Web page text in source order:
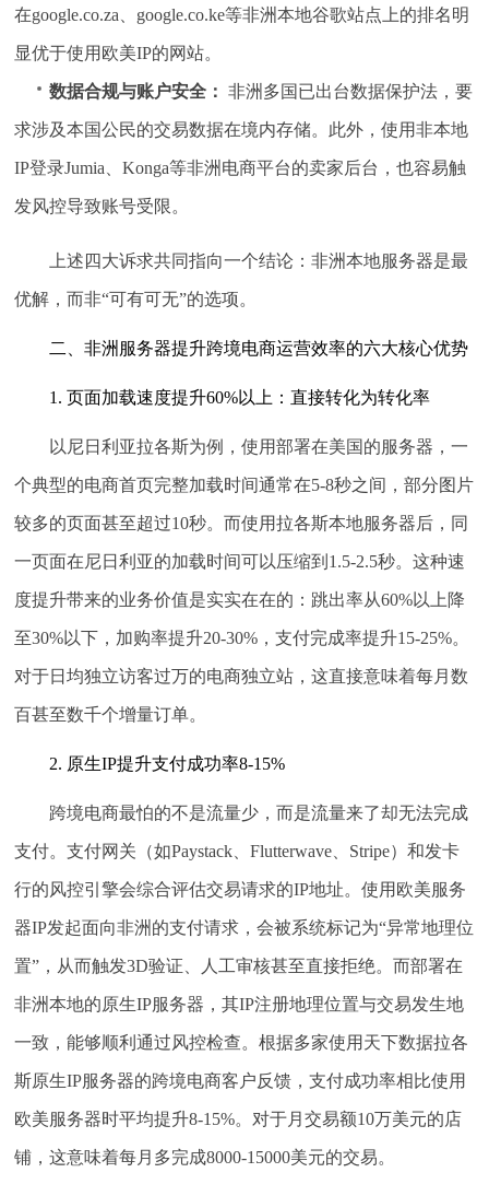
在google.co.za、google.co.ke等非洲本地谷歌站点上的排名明
显优于使用欧美IP的网站。
数据合规与账户安全： 非洲多国已出台数据保护法，要
求涉及本国公民的交易数据在境内存储。此外，使用非本地
IP登录Jumia、Konga等非洲电商平台的卖家后台，也容易触
发风控导致账号受限。
上述四大诉求共同指向一个结论：非洲本地服务器是最
优解，而非“可有可无”的选项。
二、非洲服务器提升跨境电商运营效率的六大核心优势
1. 页面加载速度提升60%以上：直接转化为转化率
以尼日利亚拉各斯为例，使用部署在美国的服务器，一
个典型的电商首页完整加载时间通常在5-8秒之间，部分图片
较多的页面甚至超过10秒。而使用拉各斯本地服务器后，同
一页面在尼日利亚的加载时间可以压缩到1.5-2.5秒。这种速
度提升带来的业务价值是实实在在的：跳出率从60%以上降
至30%以下，加购率提升20-30%，支付完成率提升15-25%。
对于日均独立访客过万的电商独立站，这直接意味着每月数
百甚至数千个增量订单。
2. 原生IP提升支付成功率8-15%
跨境电商最怕的不是流量少，而是流量来了却无法完成
支付。支付网关（如Paystack、Flutterwave、Stripe）和发卡
行的风控引擎会综合评估交易请求的IP地址。使用欧美服务
器IP发起面向非洲的支付请求，会被系统标记为“异常地理位
置”，从而触发3D验证、人工审核甚至直接拒绝。而部署在
非洲本地的原生IP服务器，其IP注册地理位置与交易发生地
一致，能够顺利通过风控检查。根据多家使用天下数据拉各
斯原生IP服务器的跨境电商客户反馈，支付成功率相比使用
欧美服务器时平均提升8-15%。对于月交易额10万美元的店
铺，这意味着每月多完成8000-15000美元的交易。